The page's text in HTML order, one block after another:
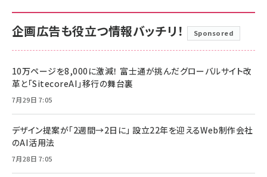
企画広告も役立つ情報バッチリ！ Sponsored
10万ページを8,000に激減！ 富士通が挑んだグローバルサイト改
革と「SitecoreAI」移行の舞台裏
7月29日 7:05
デザイン提案が「2週間→2日に」 設立22年を迎えるWeb制作会社
のAI活用法
7月28日 7:05